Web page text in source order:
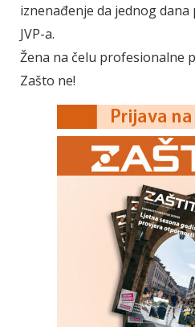
iznenađenje da jednog
JVP-a.
Žena na čelu profesionalne
Zašto ne!